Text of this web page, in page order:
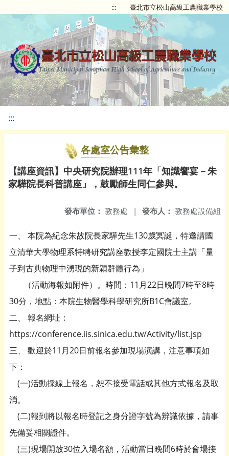
::: 臺北市立松山高級工農職業學校
:::
各處室公告彙整
【講座資訊】中央研究院辦理111年「知識饗宴－朱
家驊院長科普講座」，鼓勵師生同仁參與。
發布人： 教務處設備組
發布單位： 教務處 |
一、 本院為紀念朱故院長家驊先生130歲冥誕，特邀請國
立清華大學物理系特聘研究講座教授李定國院士主講「量
子到古典物理中湧現的新穎群體行為」
（活動海報如附件）。時間：11月22日晚間7時至8時
30分，地點：本院生物醫學科學研究所B1C會議室。
二、 報名網址：
https://conference.iis.sinica.edu.tw/Activity/list.jsp
三、 歡迎於11月20日前報名參加現場演講，注意事項如
下：
(一)活動採線上報名，恕不接受電話或其他方式報名及取
消。
(二)報到將以報名時登記之身分證字號為辨識依據，請事
先備妥相關證件。
(三)現場開放30位入場名額，活動當日晚間6時於會場接